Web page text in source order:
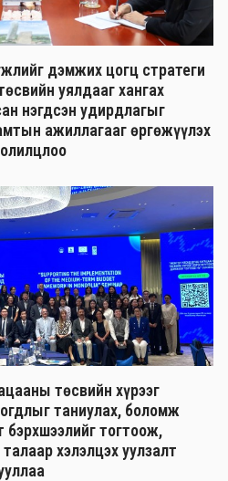
дэмжих цогц стратеги
уялдааг хангах
нэгдсэн удирдлагыг
ажиллагааг өргөжүүлэх
төсвийн хүрээг
таниулах, боломж
бэрхшээлийг тогтоож,
хэлэлцэх уулзалт